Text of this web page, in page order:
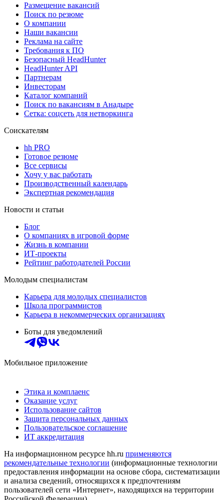
Размещение вакансий
Поиск по резюме
О компании
Наши вакансии
Реклама на сайте
Требования к ПО
Безопасный HeadHunter
HeadHunter API
Партнерам
Инвесторам
Каталог компаний
Поиск по вакансиям в Анадыре
Сетка: соцсеть для нетворкинга
Соискателям
hh PRO
Готовое резюме
Все сервисы
Хочу у вас работать
Производственный календарь
Экспертная рекомендация
Новости и статьи
Блог
О компаниях в игровой форме
Жизнь в компании
ИТ-проекты
Рейтинг работодателей России
Молодым специалистам
Карьера для молодых специалистов
Школа программистов
Карьера в некоммерческих организациях
Боты для уведомлений
Мобильное приложение
Этика и комплаенс
Оказание услуг
Использование сайтов
Защита персональных данных
Пользовательское соглашение
ИТ аккредитация
На информационном ресурсе hh.ru применяются
рекомендательные технологии (информационные технологии
предоставления информации на основе сбора, систематизации
и анализа сведений, относящихся к предпочтениям
пользователей сети «Интернет», находящихся на территории